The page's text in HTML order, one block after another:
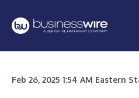
Feb 26, 2025 1:54 AM Eastern